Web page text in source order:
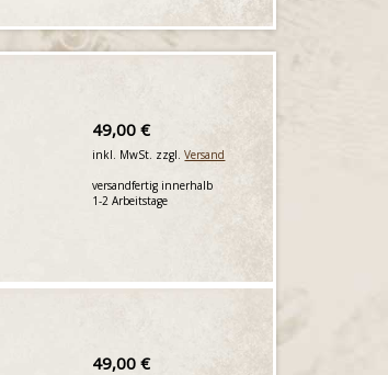
49,00 €
inkl. MwSt. zzgl.Versand
versandfertig innerhalb
1-2 Arbeitstage
49,00 €